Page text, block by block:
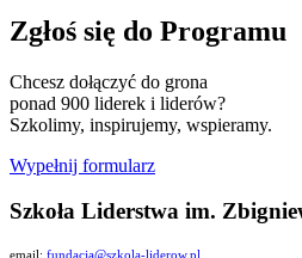
Zgłoś się do Programu
Chcesz dołączyć do grona
ponad 900 liderek i liderów?
Szkolimy, inspirujemy, wspieramy.
Wypełnij formularz
Szkoła Liderstwa im.
email: fundacja@szkola-liderow.pl